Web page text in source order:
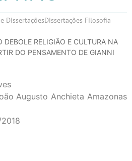
DissertaçõesDissertações Filosofia
DEBOLE RELIGIÃO E CULTURA NA
DO PENSAMENTO DE GIANNI
Augusto Anchieta Amazonas